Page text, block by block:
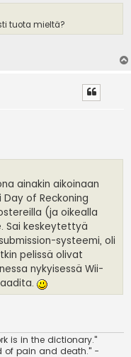
tuota mieltä?
ainakin aikoinaan
of Reckoning
(ja oikealla
Sai keskeytettyä
systeemi, oli
pelissä olivat
nykyisessä Wii-
is in the dictionary."
of pain and death." -